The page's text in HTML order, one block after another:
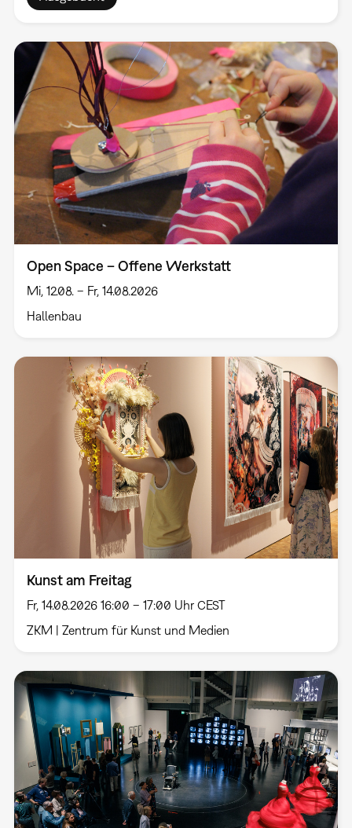
Open Space – Offene Werkstatt
Mi, 12.08. – Fr, 14.08.2026
Hallenbau
Kunst am Freitag
Fr, 14.08.2026 16:00 – 17:00 Uhr CEST
ZKM | Zentrum für Kunst und Medien